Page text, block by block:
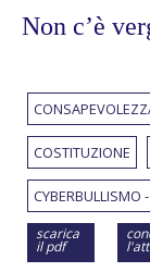
Non c’è
COSTITUZIONE
CYBERBULLISMO
scarica
il pdf